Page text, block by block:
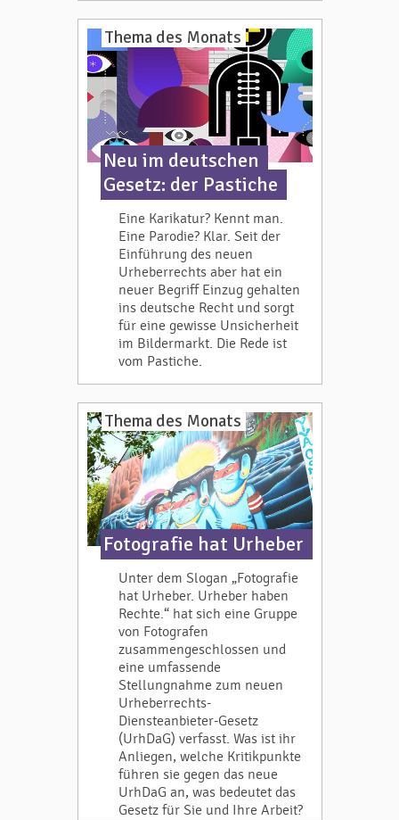
Thema des Monats
Neu im deutschen
Gesetz: der Pastiche
Eine Karikatur? Kennt man.
Eine Parodie? Klar. Seit der
Einführung des neuen
Urheberrechts aber hat ein
neuer Begriff Einzug gehalten
ins deutsche Recht und sorgt
für eine gewisse Unsicherheit
im Bildermarkt. Die Rede ist
vom Pastiche.
Thema des Monats
Fotografie hat Urheber
Unter dem Slogan „Fotografie
hat Urheber. Urheber haben
Rechte.“ hat sich eine Gruppe
von Fotografen
zusammengeschlossen und
eine umfassende
Stellungnahme zum neuen
Urheberrechts-
Diensteanbieter-Gesetz
(UrhDaG) verfasst. Was ist ihr
Anliegen, welche Kritikpunkte
führen sie gegen das neue
UrhDaG an, was bedeutet das
Gesetz für Sie und Ihre Arbeit?